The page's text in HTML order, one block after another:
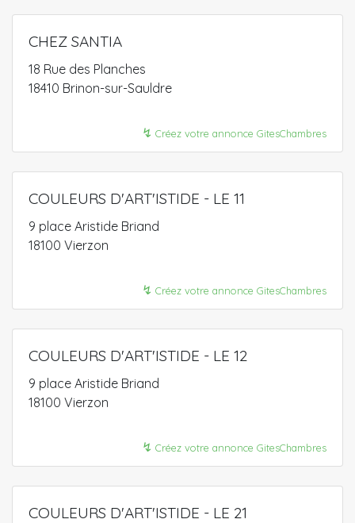
CHEZ SANTIA
18 Rue des Planches
18410 Brinon-sur-Sauldre
↯ Créez votre annonce GitesChambres
COULEURS D'ART'ISTIDE - LE 11
9 place Aristide Briand
18100 Vierzon
↯ Créez votre annonce GitesChambres
COULEURS D'ART'ISTIDE - LE 12
9 place Aristide Briand
18100 Vierzon
↯ Créez votre annonce GitesChambres
COULEURS D'ART'ISTIDE - LE 21